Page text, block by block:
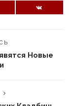
Новые